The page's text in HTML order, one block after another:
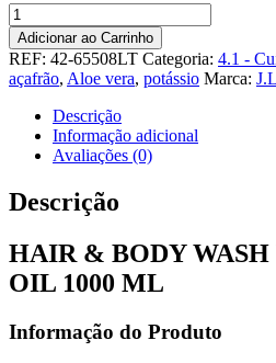
Quantidade
de
Hair
&
Body
Wash
With
Almond
1000
Ml
Adicionar ao Carrinho
REF: 42-65508LT Categoria: 4.1 -
açafrão, Aloe vera, potássio Marca:
Descrição
Informação adicional
Avaliações (0)
Descrição
HAIR & BODY
OIL 1000 ML
Informação do Produto